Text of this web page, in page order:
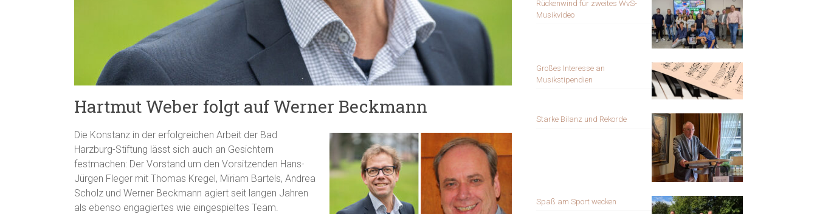
Hartmut Weber folgt auf Werner Beckmann
Die Konstanz in der erfolgreichen Arbeit der Bad
Harzburg-Stiftung lässt sich auch an Gesichtern
festmachen: Der Vorstand um den Vorsitzenden Hans-
Jürgen Fleger mit Thomas Kregel, Miriam Bartels, Andrea
Scholz und Werner Beckmann agiert seit langen Jahren
als ebenso engagiertes wie eingespieltes Team.
Rückenwind für zweites WvS-
Musikvideo
Großes Interesse an
Musikstipendien
Starke Bilanz und Rekorde
Spaß am Sport wecken